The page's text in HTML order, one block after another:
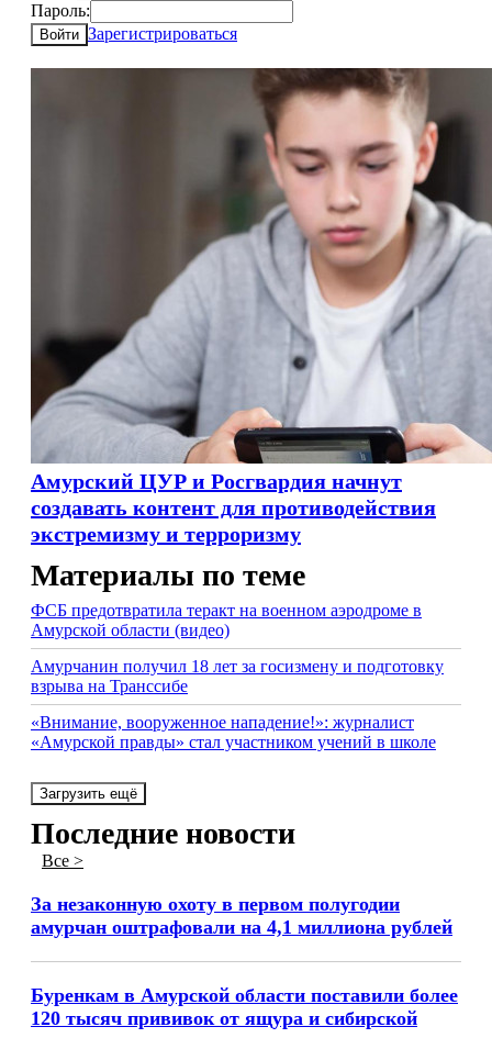
Пароль:
Войти Зарегистрироваться
Амурский ЦУР и Росгвардия начнут
создавать контент для противодействия
экстремизму и терроризму
Материалы по теме
ФСБ предотвратила теракт на военном аэродроме в
Амурской области (видео)
Амурчанин получил 18 лет за госизмену и подготовку
взрыва на Транссибе
«Внимание, вооруженное нападение!»: журналист
«Амурской правды» стал участником учений в школе
Загрузить ещё
Последние новости
Все >
За незаконную охоту в первом полугодии
амурчан оштрафовали на 4,1 миллиона рублей
Буренкам в Амурской области поставили более
120 тысяч прививок от ящура и сибирской